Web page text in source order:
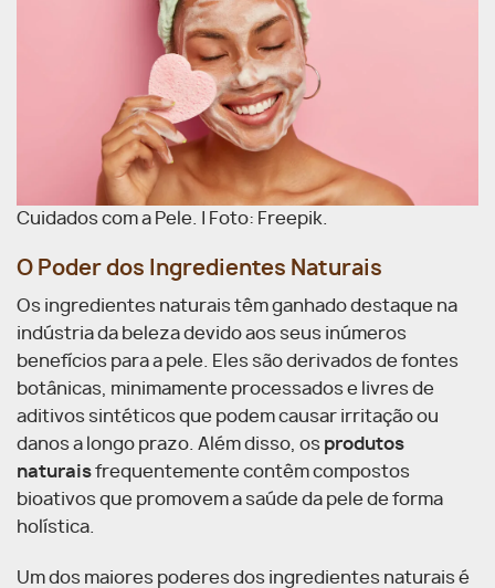
Cuidados com a Pele. | Foto: Freepik.
O Poder dos Ingredientes Naturais
Os ingredientes naturais têm ganhado destaque na
indústria da beleza devido aos seus inúmeros
benefícios para a pele. Eles são derivados de fontes
botânicas, minimamente processados e livres de
aditivos sintéticos que podem causar irritação ou
danos a longo prazo. Além disso, os produtos
naturaisfrequentemente contêm compostos
bioativos que promovem a saúde da pele de forma
holística.
Um dos maiores poderes dos ingredientes naturais é